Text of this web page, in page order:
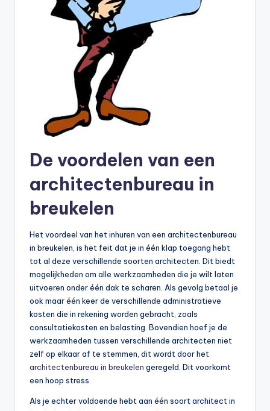
De voordelen van een
architectenbureau in
breukelen
Het voordeel van het inhuren van een architectenbureau
in breukelen, is het feit dat je in één klap toegang hebt
tot al deze verschillende soorten architecten. Dit biedt
mogelijkheden om alle werkzaamheden die je wilt laten
uitvoeren onder één dak te scharen. Als gevolg betaal je
ook maar één keer de verschillende administratieve
kosten die in rekening worden gebracht, zoals
consultatiekosten en belasting. Bovendien hoef je de
werkzaamheden tussen verschillende architecten niet
zelf op elkaar af te stemmen, dit wordt door het
architectenbureau in breukelen geregeld. Dit voorkomt
een hoop stress.
Als je echter voldoende hebt aan één soort architect in